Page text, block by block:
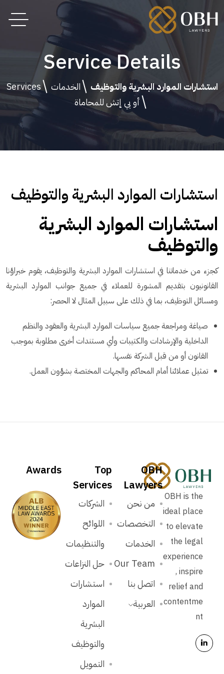
Service Details
استشارات الموارد البشرية والتوظيف الخدمات
Services
أو بي إتش للمحاماة
استشارات الموارد البشرية والتوظيف
استشارات الموارد البشرية
والتوظيف
كجزء من خدماتنا في استشارات الموارد البشرية والتوظيف، يقوم خبراؤنا
القانونيون بتقديم المشورة للعملاء في جميع جوانب الموارد البشرية
ومسائل التوظيف، بما في ذلك على سبيل المثال لا الحصر:
صياغة ومراجعة جميع سياسات الموارد البشرية والعقود والنظم
الداخلية والإرشادات والكتيبات وأي مستندات أخرى مطلوبة بموجب
القانون أو من قبل الشركة نفسها.
تمثيل عملائنا أمام المحاكم والجهات المختصة بشؤون العمل.
OBH is the
ideal place
to elevate
the legal
experience
, inspire
relief and
contentme
nt
OBH
Lawyers
من نحن
التخصصات
الخدمات
Our Team
اتصل بنا
العربية
Top
Services
الشركات
اللوائح
والتنظيمات
حل النزاعات
استشارات
الموارد
البشرية
والتوظيف
التمويل
Awards